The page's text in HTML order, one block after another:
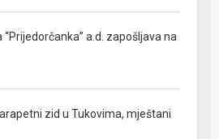
“Prijedorčanka” a.d. zapošljava na
zid u Tukovima, mještani